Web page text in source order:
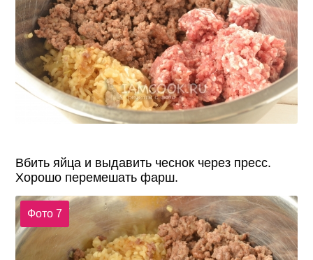
Вбить яйца и выдавить чеснок через пресс.
Хорошо перемешать фарш.
Фото 7